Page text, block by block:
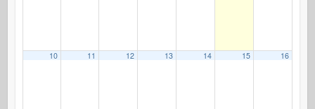
10 11 12 13 14 15 16